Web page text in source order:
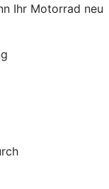
Ihr Motorrad neu